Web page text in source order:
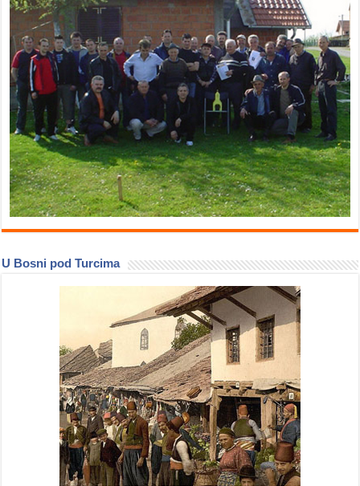
U Bosni pod Turcima